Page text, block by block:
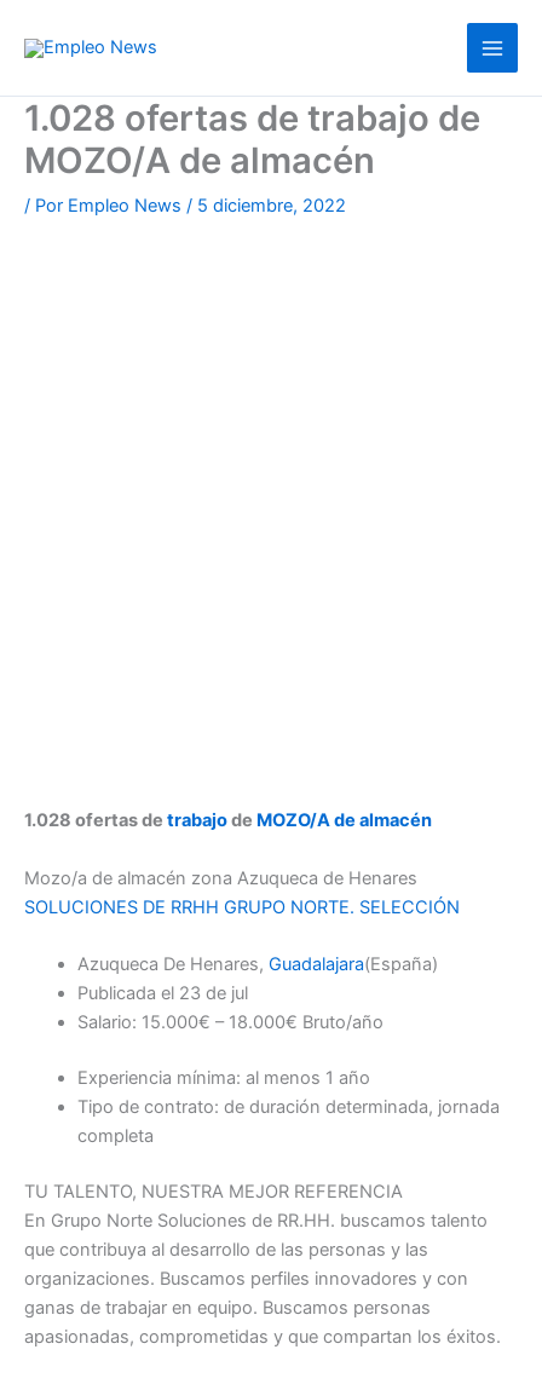
1.028 ofertas de trabajo de
MOZO/A de almacén
/ Por Empleo News / 5 diciembre, 2022
1.028 ofertas de trabajode MOZO/A de almacén
Mozo/a de almacén zona Azuqueca de Henares
SOLUCIONES DE RRHH GRUPO NORTE. SELECCIÓN
Azuqueca De Henares, Guadalajara(España)
Publicada el 23 de jul
Salario: 15.000€ – 18.000€ Bruto/año
Experiencia mínima: al menos 1 año
Tipo de contrato: de duración determinada, jornada
completa
TU TALENTO, NUESTRA MEJOR REFERENCIA
En Grupo Norte Soluciones de RR.HH. buscamos talento
que contribuya al desarrollo de las personas y las
organizaciones. Buscamos perfiles innovadores y con
ganas de trabajar en equipo. Buscamos personas
apasionadas, comprometidas y que compartan los éxitos.